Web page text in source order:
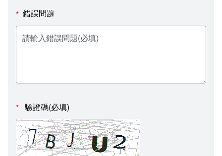
教學媒體處
電算中心
人事室
意見信箱
各單位意見信箱
諮詢信箱進度查詢
影音資訊
* 錯誤問題
* 驗證碼(必填)